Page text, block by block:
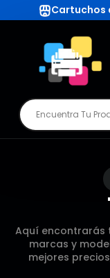
Cartuchos
Aquí encontrarás
marcas y
mejores